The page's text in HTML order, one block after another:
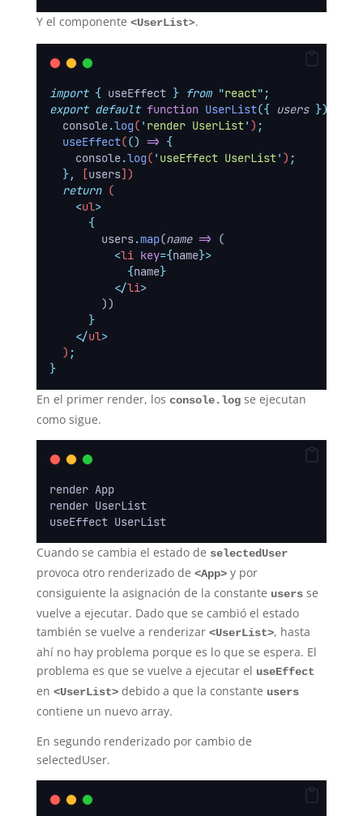
Y el componente <UserList>.
import { useEffect } from "react" ;
export default function UserList({ users })
console.log( ' render UserList' ) ;
useEffect(() => {
console.log( ' useEffect UserList' ) ;
},
[users])
return (
<ul>
{
        users
.map(name => (
<li key={name}>
{name}
</li>
        ))
}
</ul>
  )
;
}
En el primer render, los console.log se ejecutan
como sigue.
render App
render UserList
useEffect UserList
Cuando se cambia el estado de selectedUser
provoca otro renderizado de <App>y por
consiguiente la asignación de la constante usersse
vuelve a ejecutar. Dado que se cambió el estado
también se vuelve a renderizar <UserList>, hasta
ahí no hay problema porque es lo que se espera. El
problema es que se vuelve a ejecutar el useEffect
en <UserList>debido a que la constante users
contiene un nuevo array.
En segundo renderizado por cambio de
selectedUser.